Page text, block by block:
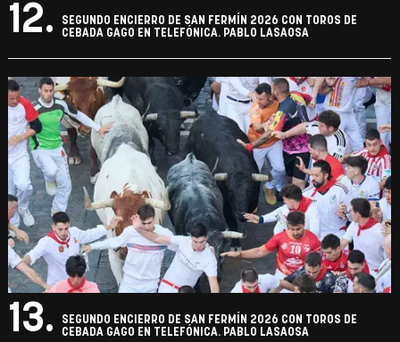
12.
SEGUNDO ENCIERRO DE SAN FERMÍN 2026 CON TOROS DE
CEBADA GAGO EN TELEFÓNICA. PABLO LASAOSA
13.
SEGUNDO ENCIERRO DE SAN FERMÍN 2026 CON TOROS DE
CEBADA GAGO EN TELEFÓNICA. PABLO LASAOSA